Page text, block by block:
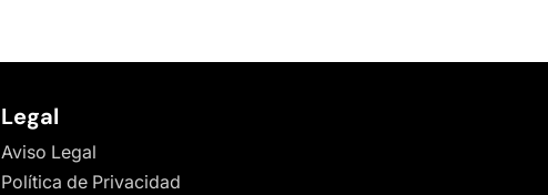
Legal
Aviso Legal
Política de Privacidad